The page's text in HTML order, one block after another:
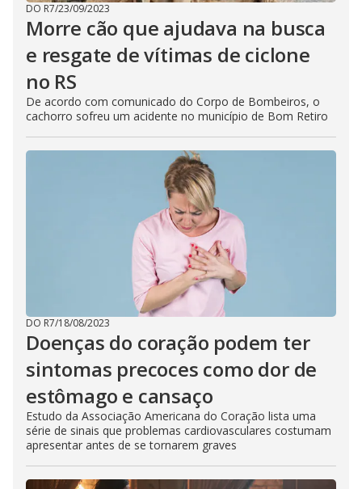
DO R7/23/09/2023
Morre cão que ajudava na busca
e resgate de vítimas de ciclone
no RS
De acordo com comunicado do Corpo de Bombeiros, o
cachorro sofreu um acidente no município de Bom Retiro
DO R7/18/08/2023
Doenças do coração podem ter
sintomas precoces como dor de
estômago e cansaço
Estudo da Associação Americana do Coração lista uma
série de sinais que problemas cardiovasculares costumam
apresentar antes de se tornarem graves